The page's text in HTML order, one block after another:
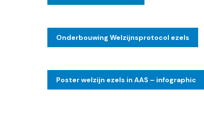
Onderbouwing Welzijnsprotocol ezels
Poster welzijn ezels in AAS – infographic